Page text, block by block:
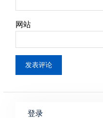
网站
登录